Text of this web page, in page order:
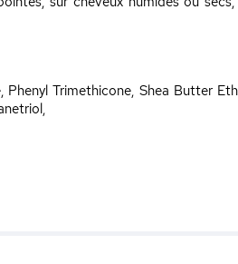
Trimethicone, Shea Butter